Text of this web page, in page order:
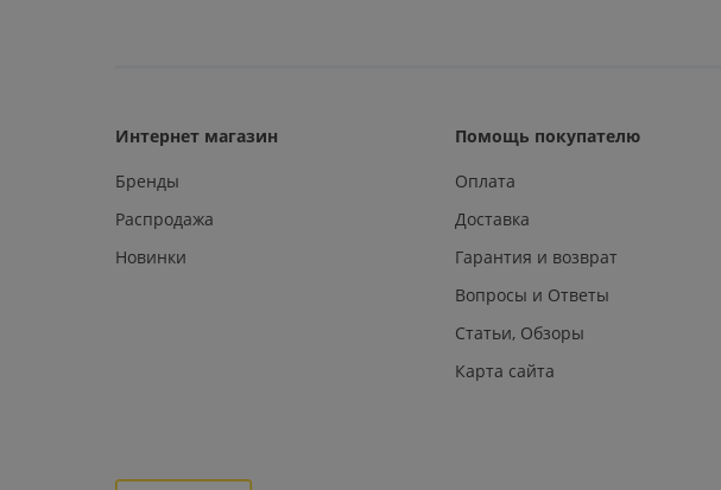
Интернет магазин
Бренды
Распродажа
Новинки
Помощь покупателю
Оплата
Доставка
Гарантия и возврат
Вопросы и Ответы
Статьи, Обзоры
Карта сайта